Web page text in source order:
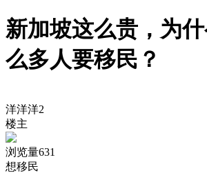
新加坡这么贵，为
么多人要移民？
洋洋洋2
楼主
浏览量631
想移民